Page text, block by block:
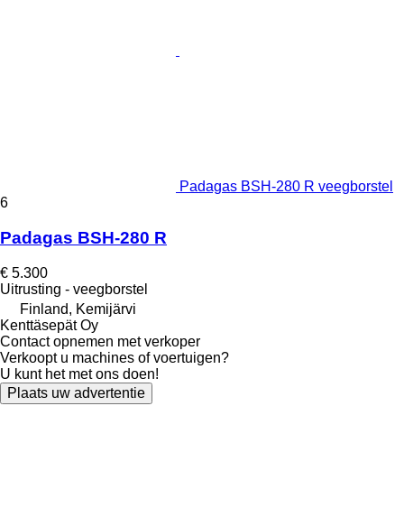
Padagas BSH-280 R veegborstel
6
Padagas BSH-280 R
€ 5.300
Uitrusting - veegborstel
Finland, Kemijärvi
Kenttäsepät Oy
Contact opnemen met verkoper
Verkoopt u machines of voertuigen?
U kunt het met ons doen!
Plaats uw advertentie